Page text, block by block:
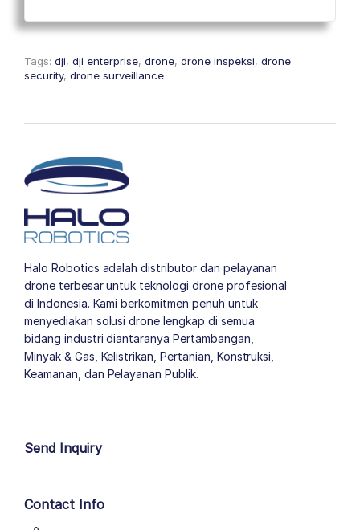
Tags: dji, dji enterprise, drone, drone inspeksi, drone
security, drone surveillance
Halo Robotics adalah distributor dan pelayanan
drone terbesar untuk teknologi drone profesional
di Indonesia. Kami berkomitmen penuh untuk
menyediakan solusi drone lengkap di semua
bidang industri diantaranya Pertambangan,
Minyak & Gas, Kelistrikan, Pertanian, Konstruksi,
Keamanan, dan Pelayanan Publik.
Send Inquiry
Contact Info